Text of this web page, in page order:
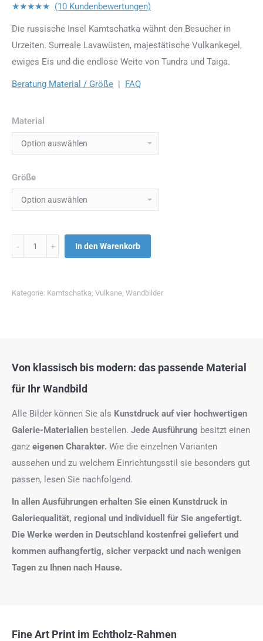
★★★★★ (10 Kundenbewertungen)
Die russische Insel Kamtschatka wähnt den Besucher in
Urzeiten. Surreale Lavawüsten, majestätische Vulkankegel,
ewiges Eis und die endlose Weite von Tundra und Taiga.
Beratung Material / Größe | FAQ
Material
Größe
Menge In den Warenkorb
Kategorie: Kamtschatka Vulkane Wandbilder
Von klassisch bis modern: das passende Material
für Ihr Wandbild
Alle Bilder können Sie als Kunstdruck auf vier hochwertigen
Galerie-Materialien bestellen. Jede Ausführung besitzt einen
ganz eigenen Charakter. Wie die einzelnen Varianten
aussehen und zu welchem Einrichtungsstil sie besonders gut
passen, lesen Sie nachfolgend.
In allen Ausführungen erhalten Sie einen Kunstdruck in
Galeriequalität, regional und individuell für Sie angefertigt.
Die Werke werden in Deutschland kostenfrei geliefert und
kommen aufhangfertig, sicher verpackt und nach wenigen
Tagen zu Ihnen nach Hause.
Fine Art Print im Echtholz-Rahmen